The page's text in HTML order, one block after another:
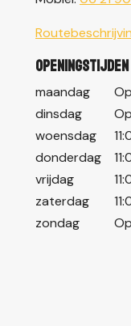
Openingstijden
maandag
dinsdag
woensdag
donderdag
vrijdag
zaterdag
zondag